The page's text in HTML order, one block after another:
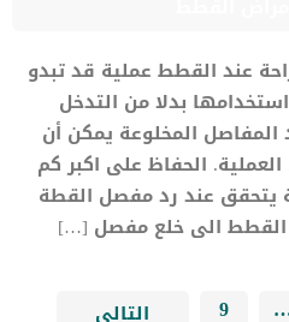
عند القطط عملية قد تبدو
بدلا من التدخل
المفاصل المخلوعة يمكن أن
الحفاظ على اكبر كم
عند رد مفصل القطة
القطط الى خلع مفصل […]
9 التالي